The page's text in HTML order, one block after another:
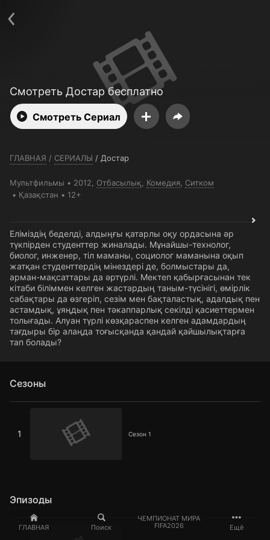
ГЛАВНАЯ Поиск
ЧЕМПИОНАТ МИРА
FIFA2026
Ещё
Смотреть Достар бесплатно
Смотреть Сериал
ГЛАВНАЯ / СЕРИАЛЫ / Достар
Мультфильмы 2012, Отбасылық Комедия Ситком
Қазақстан
12+
Еліміздің беделді, алдыңғы қатарлы оқу ордасына әр
түкпірден студенттер жиналады. Мұнайшы-технолог,
биолог, инженер, тіл маманы, социолог маманына оқып
жатқан студенттердің мінездері де, болмыстары да,
арман-мақсаттары да әртүрлі. Мектеп қабырғасынан тек
кітаби біліммен келген жастардың таным-түсінігі, өмірлік
сабақтары да өзгеріп, сезім мен бақталастық, адалдық пен
астамдық, ұяңдық пен тәкаппарлық секілді қасиеттермен
толығады. Алуан түрлі көзқараспен келген адамдардың
тағдыры бір алаңда тоғысқанда қандай қайшылықтарға
тап болады?
Сезоны
1 Сезон 1
Эпизоды
1 серия
Политика конфиденциальности
Открыть приложение